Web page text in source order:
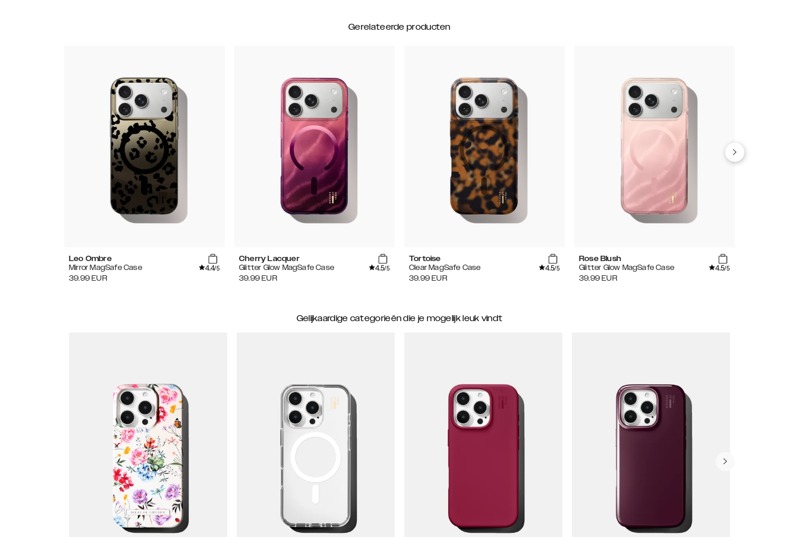
Gerelateerde producten
Leo Ombre
Mirror MagSafe Case
4.4/5
39.99 EUR
Cherry Lacquer
Glitter Glow MagSafe Case
4.5/5
39.99 EUR
Tortoise
Clear MagSafe Case
4.5/5
39.99 EUR
Rose Blush
Glitter Glow MagSafe Case
4.5/5
39.99 EUR
Gelijkaardige categorieën die je mogelijk leuk vindt